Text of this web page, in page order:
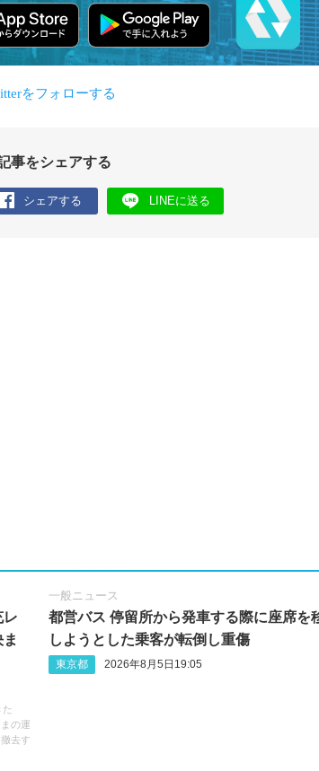
事をシェアする
シェアする LINEに送る
レ
の運
去す
一般ニュース
都営バス 停留所から発車する際に座席を
しようとした乗客が転倒し重傷
東京都 2026年8月5日19:05